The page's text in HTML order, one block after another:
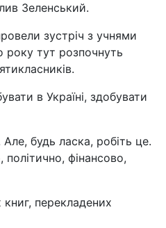
Зеленський.
зустріч з учнями
тут розпочнуть
в Україні, здобувати
будь ласка, робіть це.
фінансово,
перекладених